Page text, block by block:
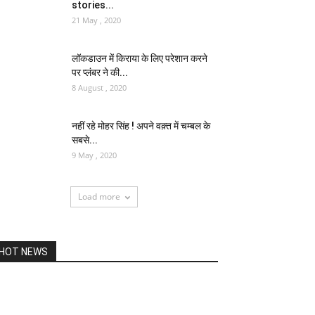
stories...
21 May , 2020
लॉकडाउन में किराया के लिए परेशान करने
पर प्लंबर ने की...
8 August , 2020
नहीं रहे मोहर सिंह ! अपने वक़्त में चम्बल के
सबसे...
9 May , 2020
Load more
NEWS